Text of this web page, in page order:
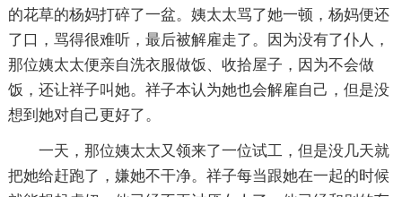
的花草的杨妈打碎了一盆。姨太太骂了她一顿，杨妈便还
了口，骂得很难听，最后被解雇走了。因为没有了仆人，
那位姨太太便亲自洗衣服做饭、收拾屋子，因为不会做
饭，还让祥子叫她。祥子本认为她也会解雇自己，但是没
想到她对自己更好了。
一天，那位姨太太又领来了一位试工，但是没几天就
把她给赶跑了，嫌她不干净。祥子每当跟她在一起的时候